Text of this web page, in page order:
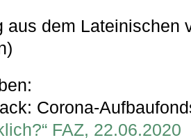
aus dem Lateinischen
Corona-
FAZ, 22.06.2020